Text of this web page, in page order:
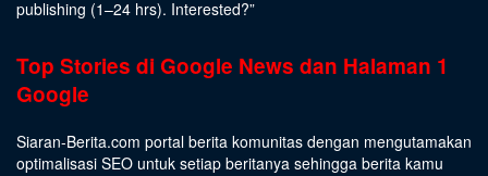
publishing (1–24 hrs). Interested?”
Top Stories di Google News dan Halaman 1
Google
Siaran-Berita.com portal berita komunitas dengan mengutamakan
optimalisasi SEO untuk setiap beritanya sehingga berita kamu